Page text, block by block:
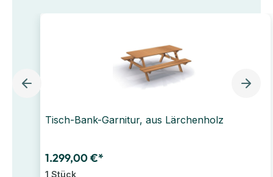
Tisch-Bank-Garnitur, aus Lärchenholz
1.299,00 €*
1 Stück